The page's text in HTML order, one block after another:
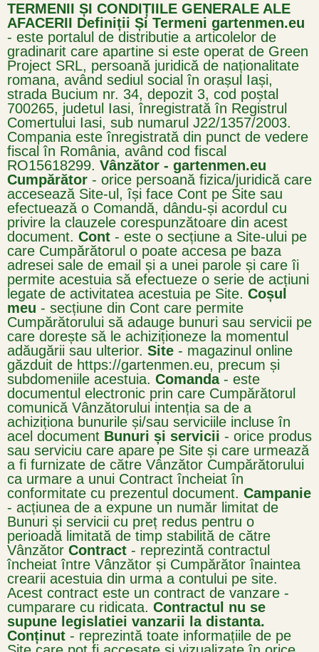
TERMENII ȘI CONDIȚIILE GENERALE ALE
AFACERII Definiții Și Termeni gartenmen.eu
- este portalul de distributie a articolelor de
gradinarit care apartine si este operat de Green
Project SRL, persoană juridică de naționalitate
romana, având sediul social în orașul Iași,
strada Bucium nr. 34, depozit 3, cod poștal
700265, judetul Iasi, înregistrată în Registrul
Comertului Iasi, sub numarul J22/1357/2003.
Compania este înregistrată din punct de vedere
fiscal în România, având cod fiscal
RO15618299. Vânzător - gartenmen.eu
Cumpărător - orice persoană fizica/juridică care
accesează Site-ul, își face Cont pe Site sau
efectuează o Comandă, dându-și acordul cu
privire la clauzele corespunzătoare din acest
document. Cont - este o secțiune a Site-ului pe
care Cumpărătorul o poate accesa pe baza
adresei sale de email și a unei parole și care îi
permite acestuia să efectueze o serie de acțiuni
legate de activitatea acestuia pe Site. Coșul
meu - secțiune din Cont care permite
Cumpărătorului să adauge bunuri sau servicii pe
care dorește să le achiziționeze la momentul
adăugării sau ulterior. Site - magazinul online
găzduit de https://gartenmen.eu, precum și
subdomeniile acestuia. Comanda- este
documentul electronic prin care Cumpărătorul
comunică Vânzătorului intenția sa de a
achiziționa bunurile și/sau serviciile incluse în
acel document Bunuri și servicii - orice produs
sau serviciu care apare pe Site și care urmează
a fi furnizate de către Vânzător Cumpărătorului
ca urmare a unui Contract încheiat în
conformitate cu prezentul document. Campanie
- acțiunea de a expune un număr limitat de
Bunuri și servicii cu preț redus pentru o
perioadă limitată de timp stabilită de către
Vânzător Contract - reprezintă contractul
încheiat între Vânzător și Cumpărător înaintea
crearii acestuia din urma a contului pe site.
Acest contract este un contract de vanzare -
cumparare cu ridicata. Contractul nu se
supune legislatiei vanzarii la distanta.
Conținut - reprezintă toate informațiile de pe